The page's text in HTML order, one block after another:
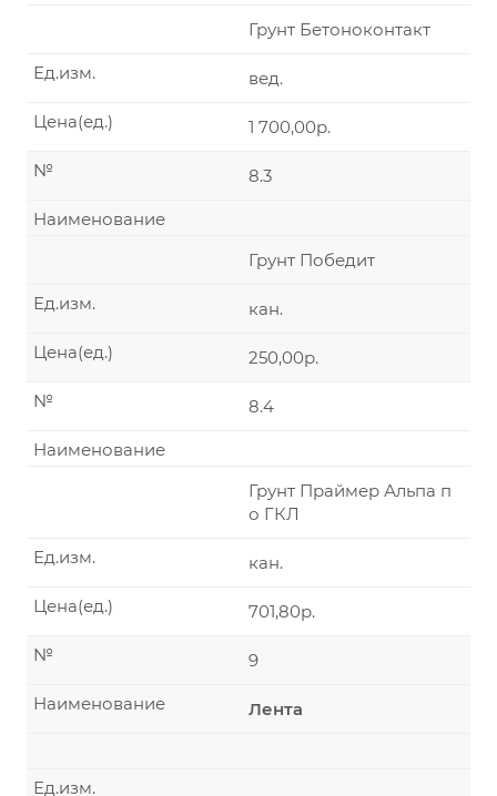
Грунт Бетоноконтакт
вед.
Ед.изм.
1 700,00р.
Цена(ед.)
8.3
№
Наименование
Грунт Победит
кан.
Ед.изм.
250,00р.
Цена(ед.)
8.4
№
Наименование
Грунт Праймер Альпа п
о ГКЛ
кан.
Ед.изм.
701,80р.
Цена(ед.)
9
№
Лента
Наименование
Ед.изм.